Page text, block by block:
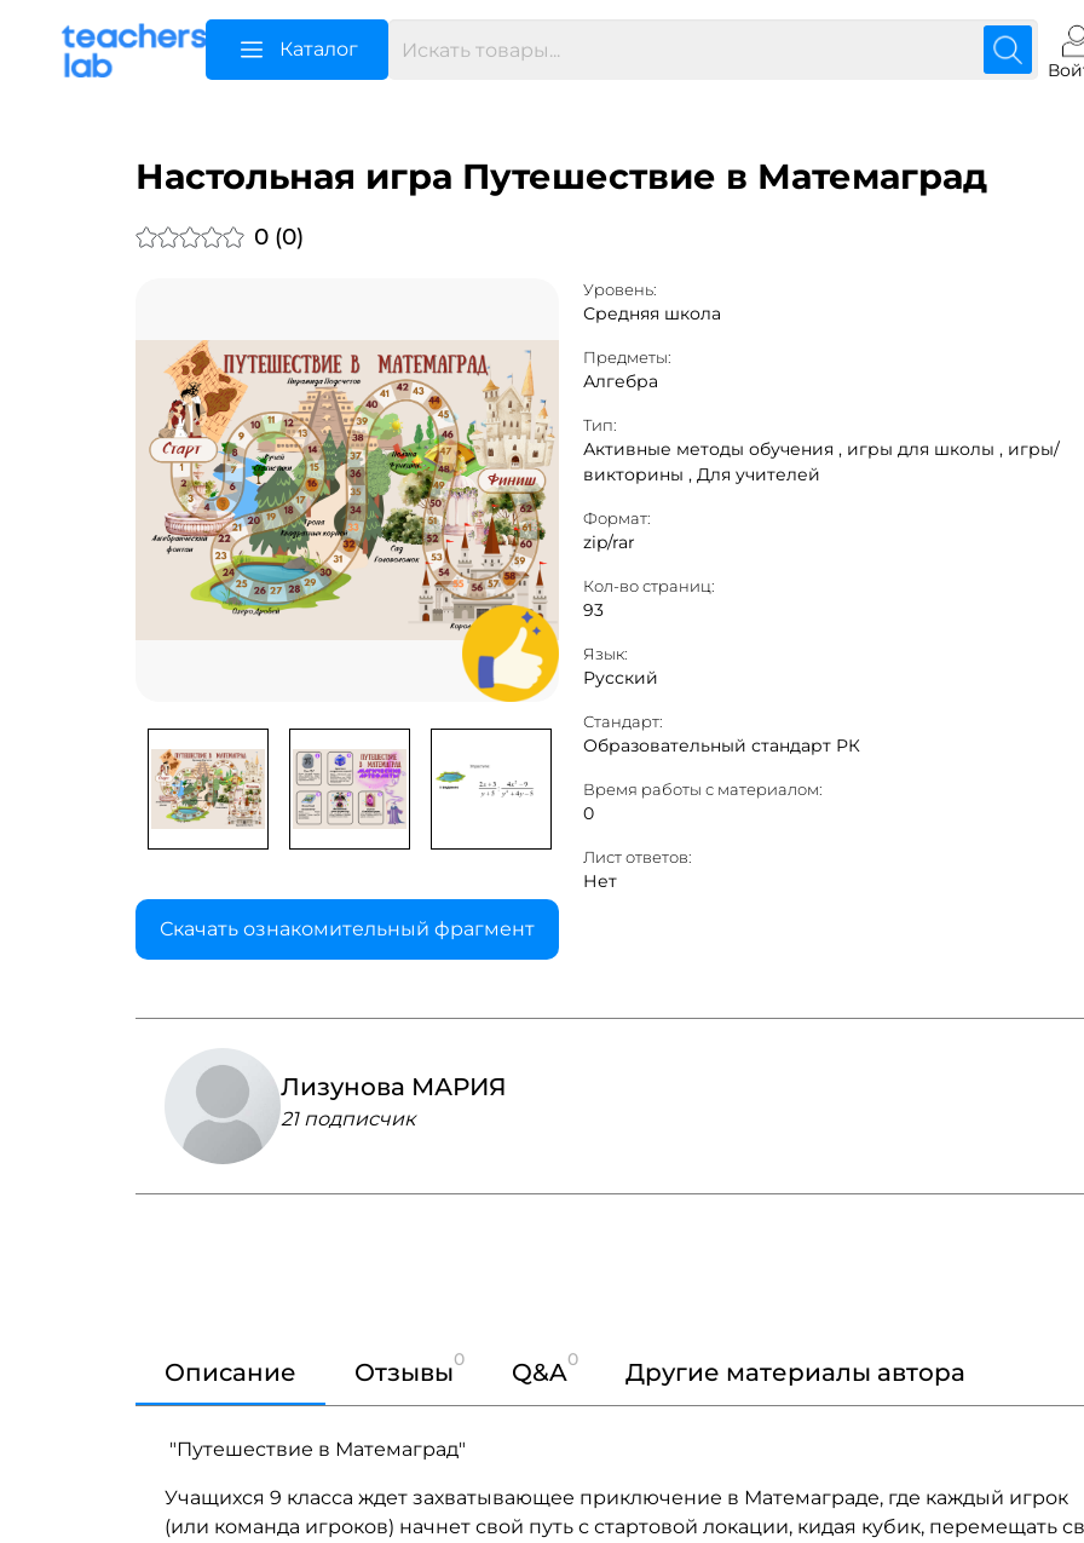
Каталог
Настольная игра Путешествие в Матемаград
0 (0)
Скачать ознакомительный фрагмент
Уровень:
Средняя школа
Предметы:
Алгебра
Тип:
Активные методы обучения , игры для школы , игры/
викторины , Для учителей
Формат:
zip/rar
Кол-во страниц:
93
Язык:
Русский
Стандарт:
Образовательный стандарт РК
Время работы с материалом:
0
Лист ответов:
Нет
Лизунова МАРИЯ
21 подписчик
Описание Отзывы0 Q&A0 Другие материалы автора
"Путешествие в Матемаград"
Учащихся 9 класса ждет захватывающее приключение в Матемаграде, где каждый игрок
(или команда игроков) начнет свой путь с стартовой локации, кидая кубик, перемещать